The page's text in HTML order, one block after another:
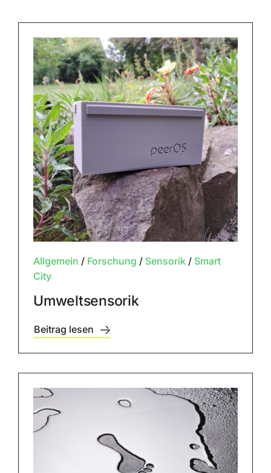
Allgemein / Forschung / Sensorik/ Smart
City
Umweltsensorik
Beitrag lesen